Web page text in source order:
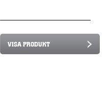
VISA PRODUKT